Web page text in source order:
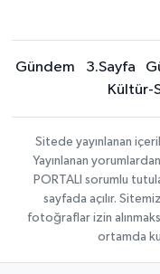
Gündem 3.Sayfa
Kültür-
Sitede yayınlanan
Yayınlanan
PORTALI sorumlu
sayfada açılır.
fotoğraflar izin
ortamda